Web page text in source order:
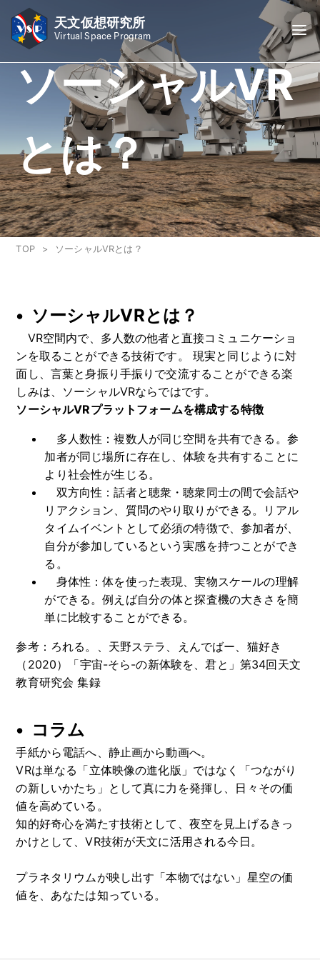
天文仮想研究所
Virtual Space Program
ソーシャルVR
とは？
TOP ソーシャルVRとは？
ソーシャルVRとは？
VR空間内で、多人数の他者と直接コミュニケーショ
ンを取ることができる技術です。 現実と同じように対
面し、言葉と身振り手振りで交流することができる楽
しみは、ソーシャルVRならではです。
ソーシャルVRプラットフォームを構成する特徴
多人数性：複数人が同じ空間を共有できる。参
加者が同じ場所に存在し、体験を共有することに
より社会性が生じる。
双方向性：話者と聴衆・聴衆同士の間で会話や
リアクション、質問のやり取りができる。リアル
タイムイベントとして必須の特徴で、参加者が、
自分が参加しているという実感を持つことができ
る。
身体性：体を使った表現、実物スケールの理解
ができる。例えば自分の体と探査機の大きさを簡
単に比較することができる。
参考：ろれる。、天野ステラ、えんでばー、猫好き
（2020）「宇宙-そら-の新体験を、君と」第34回天文
教育研究会 集録
コラム
手紙から電話へ、静止画から動画へ。
VRは単なる「立体映像の進化版」ではなく「つながり
の新しいかたち」として真に力を発揮し、日々その価
値を高めている。
知的好奇心を満たす技術として、夜空を見上げるきっ
かけとして、VR技術が天文に活用される今日。
プラネタリウムが映し出す「本物ではない」星空の価
値を、あなたは知っている。